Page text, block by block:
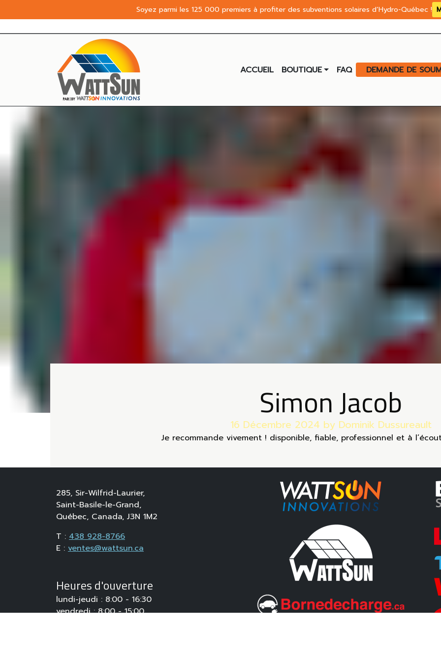
Soyez parmi les 125 000 premiers à profiter des subventions solaires d’Hydro-Québec !
ACCUEIL BOUTIQUE FAQ DEMANDE DE
Simon Jacob
16 Décembre 2024 by Dominik Dussureault
Je recommande vivement ! disponible, fiable, professionnel et à
285, Sir-Wilfrid-Laurier,
Saint-Basile-le-Grand,
Québec, Canada, J3N 1M2
T : 438 928-8766
E : ventes@wattsun.ca
Heures d'ouverture
lundi-jeudi : 8:00 - 16:30
vendredi : 8:00 - 15:00